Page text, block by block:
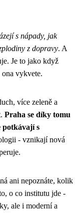
s nápady, jak
z dopravy. A
Je to jako když
vykvete.
více zeleně a
Praha se díky tomu
potkávají s
- vznikají nová
ani nepoznáte, kolik
o co institutu jde -
ale i moderní a